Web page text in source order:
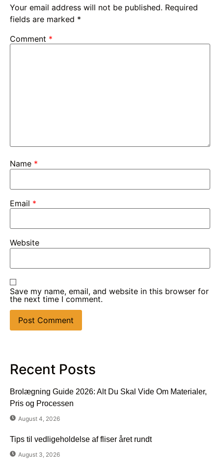
Your email address will not be published. Required
fields are marked *
Comment *
Name *
Email *
Website
Save my name, email, and website in this browser for
the next time I comment.
Recent Posts
Brolægning Guide 2026: Alt Du Skal Vide Om Materialer,
Pris og Processen
August 4, 2026
Tips til vedligeholdelse af fliser året rundt
August 3, 2026